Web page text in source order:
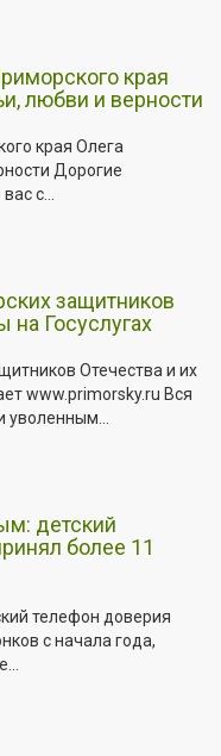
края
любви и верности
края Олега
Дорогие
с...
защитников
на Госуслугах
Отечества и их
www.primorsky.ru Вся
детский
более 11
телефон доверия
с начала года,